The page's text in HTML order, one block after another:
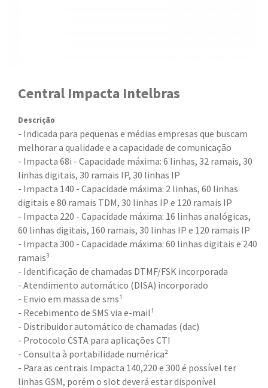
Central Impacta Intelbras
Descrição
- Indicada para pequenas e médias empresas que buscam
melhorar a qualidade e a capacidade de comunicação
- Impacta 68i - Capacidade máxima: 6 linhas, 32 ramais, 30
linhas digitais, 30 ramais IP, 30 linhas IP
- Impacta 140 - Capacidade máxima: 2 linhas, 60 linhas
digitais e 80 ramais TDM, 30 linhas IP e 120 ramais IP
- Impacta 220 - Capacidade máxima: 16 linhas analógicas,
60 linhas digitais, 160 ramais, 30 linhas IP e 120 ramais IP
- Impacta 300 - Capacidade máxima: 60 linhas digitais e 240
ramais³
- Identificação de chamadas DTMF/FSK incorporada
- Atendimento automático (DISA) incorporado
- Envio em massa de sms¹
- Recebimento de SMS via e-mail¹
- Distribuidor automático de chamadas (dac)
- Protocolo CSTA para aplicações CTI
- Consulta à portabilidade numérica²
- Para as centrais Impacta 140,220 e 300 é possível ter
linhas GSM, porém o slot deverá estar disponível